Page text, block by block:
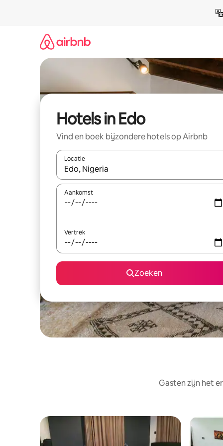
Hotels in Edo
Vind en boek bijzondere hotels op Airbnb
Locatie
Wanneer er suggesties beschikbaar zijn, maak
Aankomst
Vertrek
Zoeken
Gasten zijn het